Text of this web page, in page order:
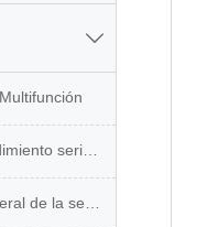

Variador de frecuencia de alto rendimiento serie CV900N